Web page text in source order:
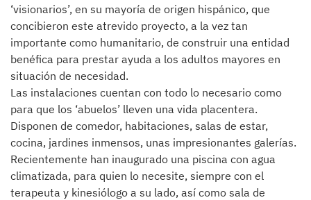
‘visionarios’, en su mayoría de origen hispánico, que
concibieron este atrevido proyecto, a la vez tan
importante como humanitario, de construir una entidad
benéfica para prestar ayuda a los adultos mayores en
situación de necesidad.
Las instalaciones cuentan con todo lo necesario como
para que los ‘abuelos’ lleven una vida placentera.
Disponen de comedor, habitaciones, salas de estar,
cocina, jardines inmensos, unas impresionantes galerías.
Recientemente han inaugurado una piscina con agua
climatizada, para quien lo necesite, siempre con el
terapeuta y kinesiólogo a su lado, así como sala de